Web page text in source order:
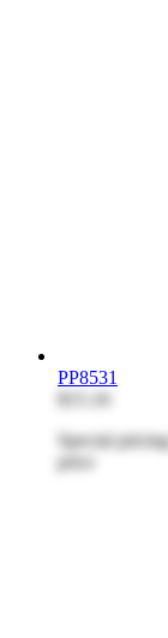
PP8531
Special
price